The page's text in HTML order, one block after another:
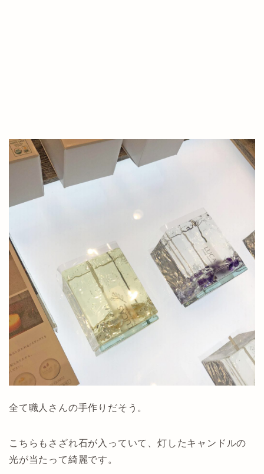
全て職人さんの手作りだそう。
こちらもさざれ石が入っていて、灯したキャンドルの
光が当たって綺麗です。